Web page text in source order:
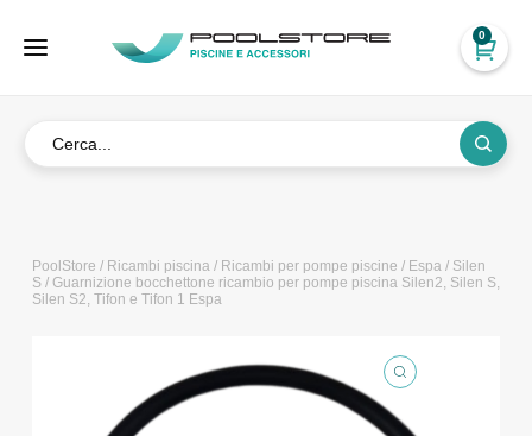
0
PoolStore / Ricambi piscina/ Ricambi per pompe piscine / Espa/ Silen
S/ Guarnizione bocchettone ricambio per pompe piscina Silen2, Silen S,
Silen S2, Tifon e Tifon 1 Espa